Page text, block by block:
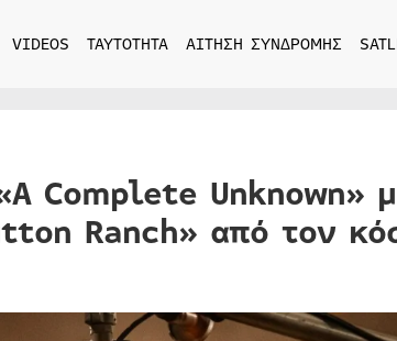
VIDEOS ΤΑΥΤΟΤΗΤΑ ΑΙΤΗΣΗ ΣΥΝΔΡΟΜΗΣ
Complete Unknown»
Ranch» από τον